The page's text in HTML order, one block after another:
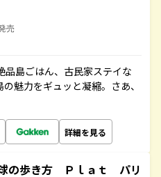
売
品島ごはん、古民家ステイな
魅力をギュッと凝縮。さあ、
詳細を見る
の歩き方 Ｐｌａｔ パリ